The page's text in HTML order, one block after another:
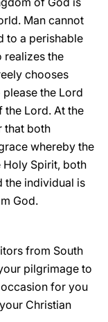
Man cannot
to a perishable
realizes the
chooses
the Lord
the Lord. At the
that both
whereby the
Holy Spirit, both
the individual is
God.
from South
pilgrimage to
for you
Christian